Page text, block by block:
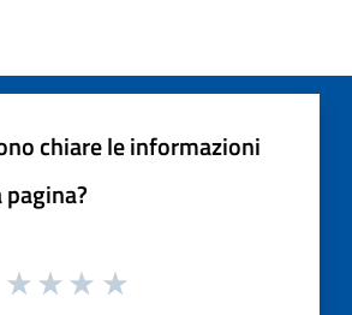
chiare le informazioni